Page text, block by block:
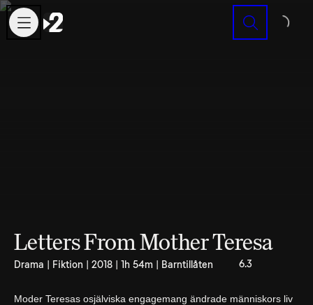
Sök
Letters From Mother Teresa
Drama | Fiktion | 2018 | 1h 54m | Barntillåten 6.3
Moder Teresas osjälviska engagemang ändrade människors liv